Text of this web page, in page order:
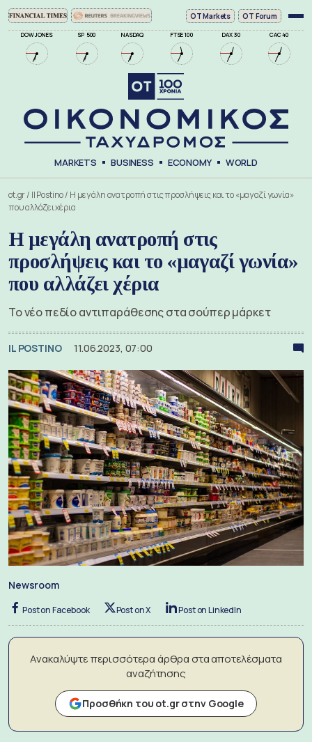
DOW JONES SP 500 NASDAQ FTSE 100 DAX 30 CAC 40
ΟΤ Markets OT Forum
MARKETS BUSINESS ECONOMY WORLD
ot.gr/ Il Postino/ Η μεγάλη ανατροπή στις προσλήψεις και το «μαγαζί γωνία»
που αλλάζει χέρια
Η μεγάλη ανατροπή στις
προσλήψεις και το «μαγαζί γωνία»
που αλλάζει χέρια
Το νέο πεδίο αντιπαράθεσης στα σούπερ μάρκετ
IL POSTINO 11.06.2023, 07:00
Newsroom
Post on Facebook Post on X Post on LinkedIn
Ανακαλύψτε περισσότερα άρθρα στα αποτελέσματα
αναζήτησης
Προσθήκη του ot.gr στην Google